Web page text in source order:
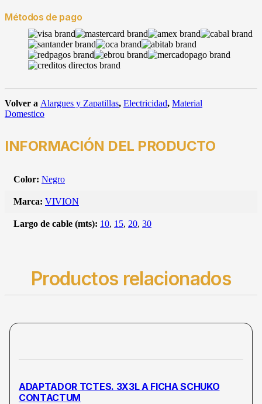
Métodos de pago
Volver a Alargues y Zapatillas, Electricidad, Material
Domestico
INFORMACIÓN DEL PRODUCTO
Color: Negro
Marca: VIVION
Largo de cable (mts): 10, 15, 20, 30
Productos relacionados
ADAPTADOR TCTES. 3X3L A FICHA SCHUKO
CONTACTUM